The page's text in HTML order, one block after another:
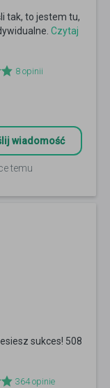
tak, to jestem tu,
Czytaj
8 opinii
wiadomość
temu
sukces! 508
364opinie